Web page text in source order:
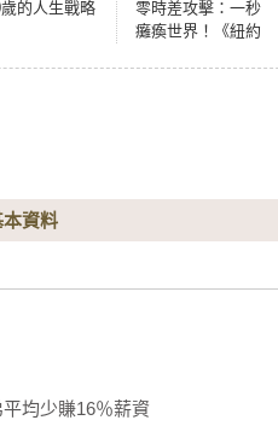
的人生戰略
零時差攻擊：一秒
癱瘓世界！《紐約
本資料
均少賺16％薪資